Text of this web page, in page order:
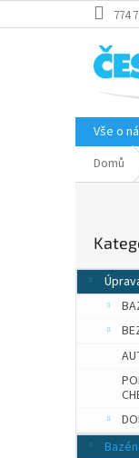
na
774
Vše o
Domů
r
a
e